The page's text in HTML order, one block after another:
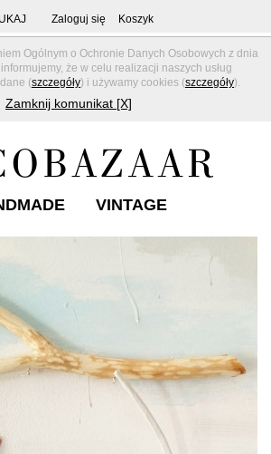
Ogólnym o Ochronie Danych Osobowych z dnia
że w celu realizacji naszych usług
(szczegóły) i używamy cookies (szczegóły).
Zamknij komunikat [X]
Zaloguj się Koszyk
VINTAGE